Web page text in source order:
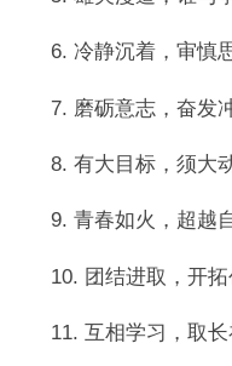
6. 冷静沉着，审慎
7. 磨砺意志，奋发
8. 有大目标，须大
9. 青春如火，超越
10. 团结进取，开
11. 互相学习，取